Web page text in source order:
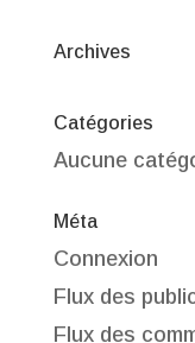
Archives
Catégories
Aucune
Méta
Connexion
Flux des
Flux des